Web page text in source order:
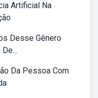
Artificial Na
Desse Gênero
Da Pessoa Com